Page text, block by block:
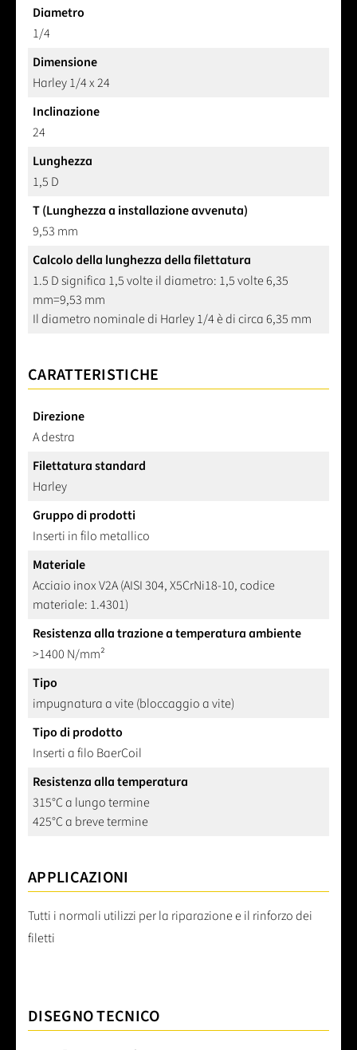
Diametro
1/4
Dimensione
Harley 1/4 x 24
Inclinazione
24
Lunghezza
1,5 D
T (Lunghezza a installazione avvenuta)
9,53 mm
Calcolo della lunghezza della filettatura
1.5 D significa 1,5 volte il diametro: 1,5 volte 6,35
mm=9,53 mm
Il diametro nominale di Harley 1/4 è di circa 6,35 mm
CARATTERISTICHE
Direzione
A destra
Filettatura standard
Harley
Gruppo di prodotti
Inserti in filo metallico
Materiale
Acciaio inox V2A (AISI 304, X5CrNi18-10, codice
materiale: 1.4301)
Resistenza alla trazione a temperatura ambiente
>1400 N/mm²
Tipo
impugnatura a vite (bloccaggio a vite)
Tipo di prodotto
Inserti a filo BaerCoil
Resistenza alla temperatura
315°C a lungo termine
425°C a breve termine
APPLICAZIONI
Tutti i normali utilizzi per la riparazione e il rinforzo dei
filetti
DISEGNO TECNICO